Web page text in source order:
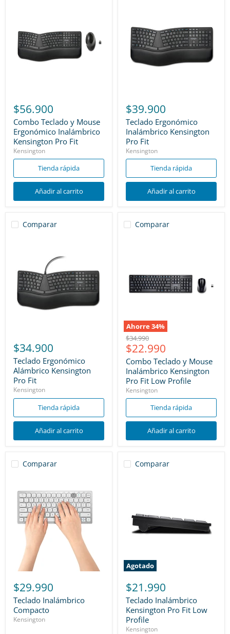
$56.900
Combo Teclado y Mouse
Ergonómico Inalámbrico
Kensington Pro Fit
Kensington
Tienda rápida
Añadir al carrito
$39.900
Teclado Ergonómico
Inalámbrico Kensington
Pro Fit
Kensington
Tienda rápida
Añadir al carrito
Comparar
$34.900
Teclado Ergonómico
Alámbrico Kensington
Pro Fit
Kensington
Tienda rápida
Añadir al carrito
Comparar
Ahorre34%
Precio
original
$34.990
Precio
actual
$22.990
Combo Teclado y Mouse
Inalámbrico Kensington
Pro Fit Low Profile
Kensington
Tienda rápida
Añadir al carrito
Comparar
$29.990
Teclado Inalámbrico
Compacto
Kensington
Comparar
Agotado
$21.990
Teclado Inalámbrico
Kensington Pro Fit Low
Profile
Kensington